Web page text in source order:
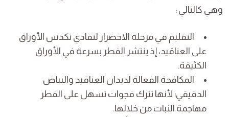
وهي كالتالي :
التقليم في مرحلة الاخضرار لتفادي تكدس الأوراق
على العناقيد، إذ ينتشر الفطر بسرعة في الأوراق
الكثيفة.
المكافحة الفعالة لديدان العناقيد والبياض
الدقيقي؛ لأنها تترك فجوات تسهل على الفطر
مهاجمة النبات من خلالها.